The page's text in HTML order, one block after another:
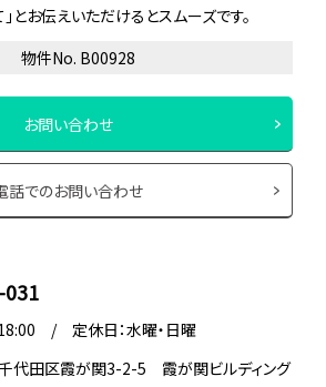
とお伝えいただけるとスムーズです。
物件No. B00928
お問い合わせ
話でのお問い合わせ
031
/ 定休日：水曜・日曜
代田区霞が関3-2-5 霞が関ビルディング